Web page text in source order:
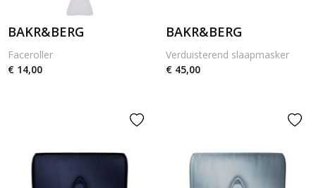
BAKR&BERG
Faceroller
€ 14,00
BAKR&BERG
Verduisterend slaapmasker
€ 45,00